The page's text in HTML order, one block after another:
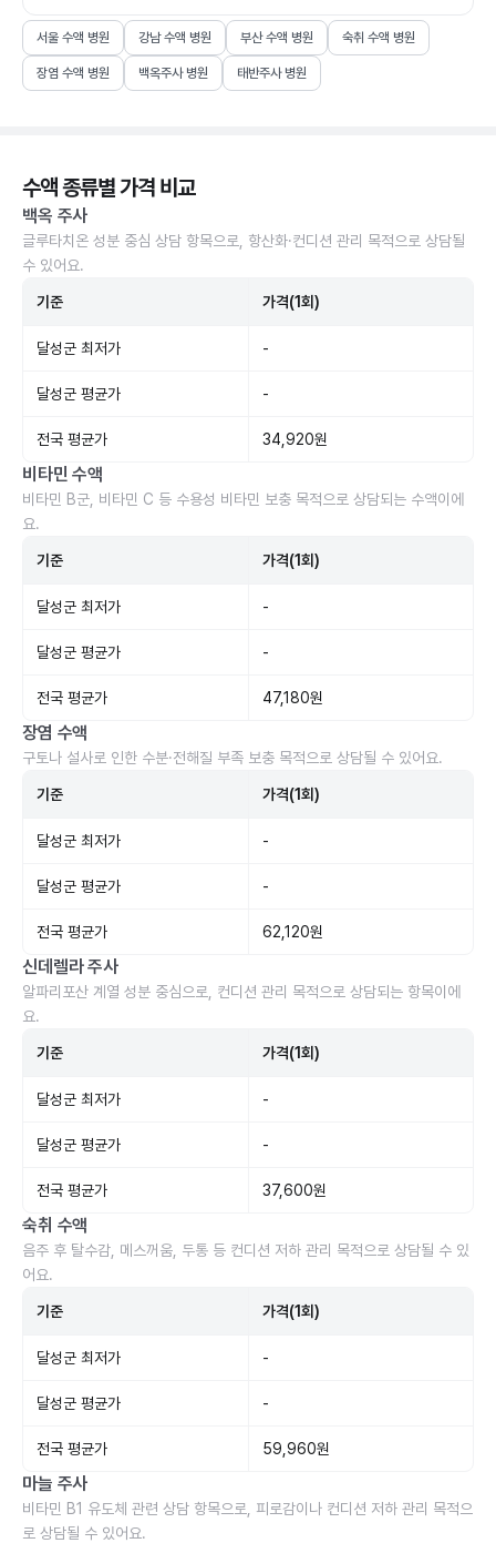
서울 수액 병원 강남 수액 병원 부산 수액 병원 숙취 수액 병원
장염 수액 병원 백옥주사 병원 태반주사 병원
수액 종류별 가격 비교
백옥 주사
글루타치온 성분 중심 상담 항목으로, 항산화·컨디션 관리 목적으로 상담될
수 있어요.
기준 가격(1회)
달성군 최저가 -
달성군 평균가 -
전국 평균가 34,920원
비타민 수액
비타민 B군, 비타민 C 등 수용성 비타민 보충 목적으로 상담되는 수액이에
요.
기준 가격(1회)
달성군 최저가 -
달성군 평균가 -
전국 평균가 47,180원
장염 수액
구토나 설사로 인한 수분·전해질 부족 보충 목적으로 상담될 수 있어요.
기준 가격(1회)
달성군 최저가 -
달성군 평균가 -
전국 평균가 62,120원
신데렐라 주사
알파리포산 계열 성분 중심으로, 컨디션 관리 목적으로 상담되는 항목이에
요.
기준 가격(1회)
달성군 최저가 -
달성군 평균가 -
전국 평균가 37,600원
숙취 수액
음주 후 탈수감, 메스꺼움, 두통 등 컨디션 저하 관리 목적으로 상담될 수 있
어요.
기준 가격(1회)
달성군 최저가 -
달성군 평균가 -
전국 평균가 59,960원
마늘 주사
비타민 B1 유도체 관련 상담 항목으로, 피로감이나 컨디션 저하 관리 목적으
로 상담될 수 있어요.